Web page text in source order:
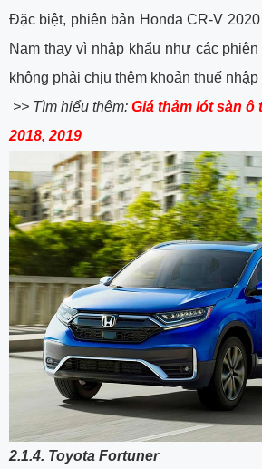
Đặc biệt, phiên bản Honda CR-V
Nam thay vì nhập khẩu như các
không phải chịu thêm khoản thuế nhập
>> Tìm hiểu thêm: Giá thảm lót sàn ô
2018, 2019
2.1.4. Toyota Fortuner